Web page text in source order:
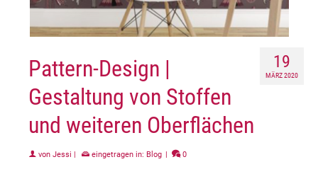
19
MÄRZ 2020
Pattern-Design |
Gestaltung von Stoffen
und weiteren Oberflächen
von Jessi | eingetragen in: Blog | 0